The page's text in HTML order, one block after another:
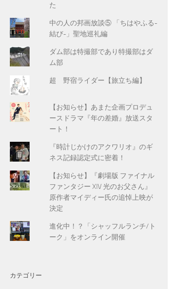
た
中の人の邦画放談⑤ 「ちはやふる-
結び-」聖地巡礼編
ダム部は特撮部であり特撮部はダ
ム部
超 野宿ライダー【旅立ち編】
【お知らせ】あまた企画プロデュ
ースドラマ『年の差婚』放送スタ
ート！
『時計じかけのアクワリオ』のギ
ネス記録認定式に密着！
【お知らせ】『劇場版 ファイナル
ファンタジー XIV 光のお父さん』
原作者マイディー氏の追悼上映が
決定
進化中！？「シャッフルランチ/ト
ーク」をオンライン開催
カテゴリー